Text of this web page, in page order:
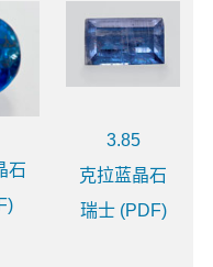
石
3.85
克拉蓝晶石
瑞士 (PDF)